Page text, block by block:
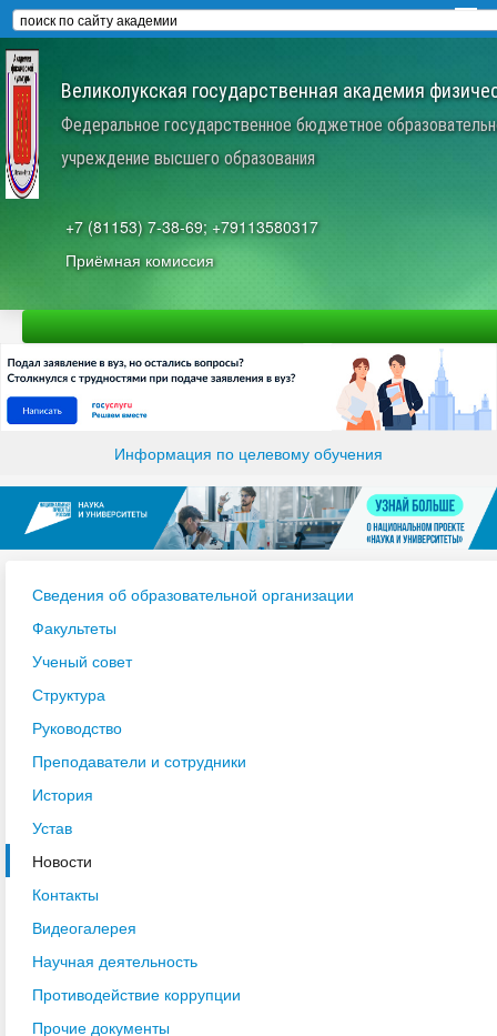
Великолукская государственная академия
Федеральное государственное бюджетное
учреждение высшего образования
+7 (81153) 7-38-69; +79113580317
Приёмная комиссия
Информация по целевому обучения
Сведения об образовательной организации
Факультеты
Ученый совет
Структура
Руководство
Преподаватели и сотрудники
История
Устав
Новости
Контакты
Видеогалерея
Научная деятельность
Противодействие коррупции
Прочие документы